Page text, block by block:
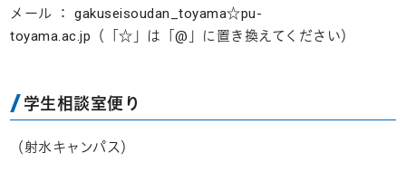
メール ： gakuseisoudan_toyama☆pu-
toyama.ac.jp（「☆」は「@」に置き換えてください）
学生相談室便り
（射水キャンパス）